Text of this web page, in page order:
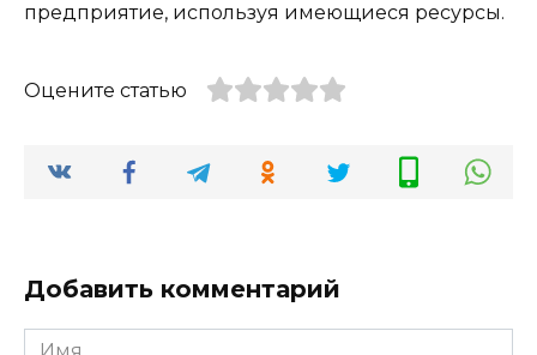
предприятие, используя имеющиеся ресурсы.
Оцените статью
Добавить комментарий
Имя